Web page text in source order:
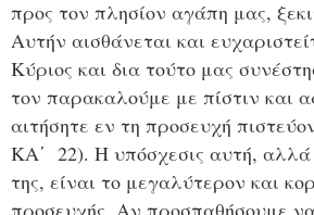
προς τον πλησίον αγάπη μας,
Αυτήν αισθάνεται και
Κύριος και δια τούτο μας
τον παρακαλούμε με πίστιν και
αιτήσητε εν τη προσευχή
ΚΑ΄ 22). Η υπόσχεσις αυτή,
της, είναι το μεγαλύτερον και